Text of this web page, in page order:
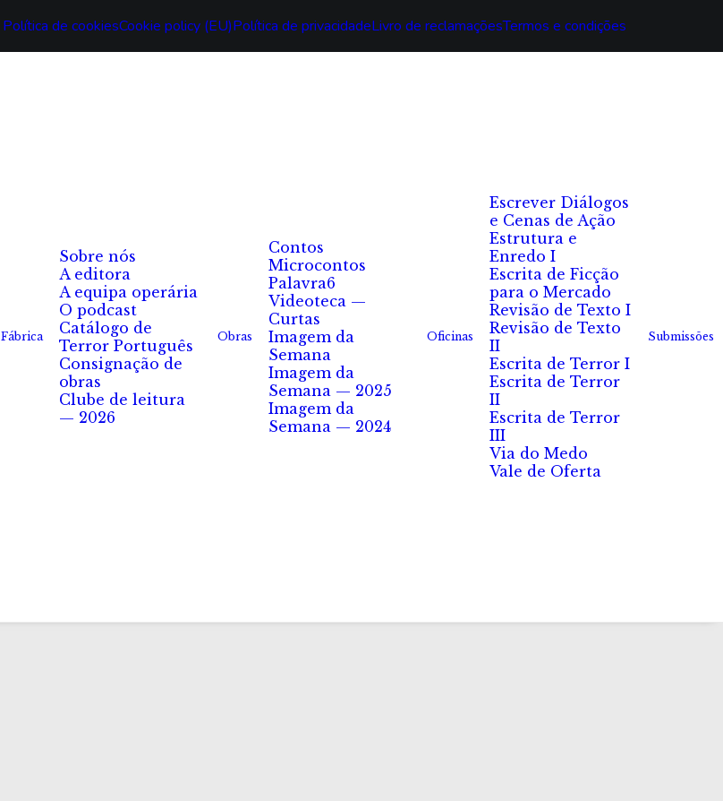
Política de cookiesCookie policy (EU)Política de privacidadeLivro de reclamaçõesTermos e condições
Fábrica
Sobre nós
A editora
A equipa operária
O podcast
Catálogo de
Terror Português
Consignação de
obras
Clube de leitura
— 2026
Obras
Contos
Microcontos
Palavra6
Videoteca —
Curtas
Imagem da
Semana
Imagem da
Semana — 2025
Imagem da
Semana — 2024
Oficinas
Escrever Diálogos
e Cenas de Ação
Estrutura e
Enredo I
Escrita de Ficção
para o Mercado
Revisão de Texto I
Revisão de Texto
II
Escrita de Terror I
Escrita de Terror
II
Escrita de Terror
III
Via do Medo
Vale de Oferta
Submissões